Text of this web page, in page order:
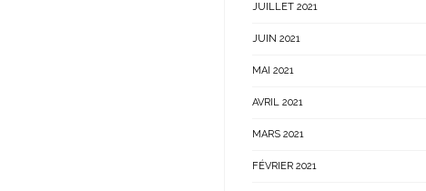
JUILLET 2021
JUIN 2021
MAI 2021
AVRIL 2021
MARS 2021
FÉVRIER 2021